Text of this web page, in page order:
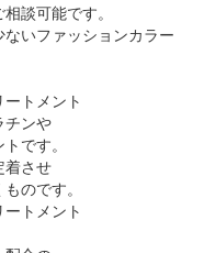
談可能です。
いファッションカラー
トメント
チンや
です。
着させ
のです。
トメント